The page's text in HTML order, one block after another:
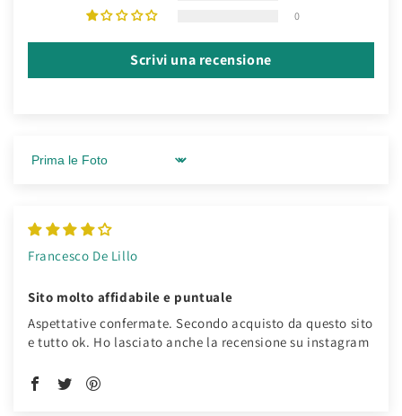
0
Scrivi una recensione
Sort by
Francesco De Lillo
Sito molto affidabile e puntuale
Aspettative confermate. Secondo acquisto da questo sito
e tutto ok. Ho lasciato anche la recensione su instagram